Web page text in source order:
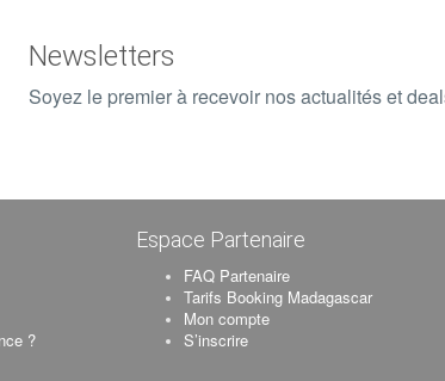
massage en sus
sur la grande île
Newsletters
Soyez le premier à recevoir nos actualités et
?
Espace Partenaire
FAQ Partenaire
Tarifs Booking Madagascar
Mon compte
S’inscrire